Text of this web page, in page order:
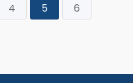
4 5 6